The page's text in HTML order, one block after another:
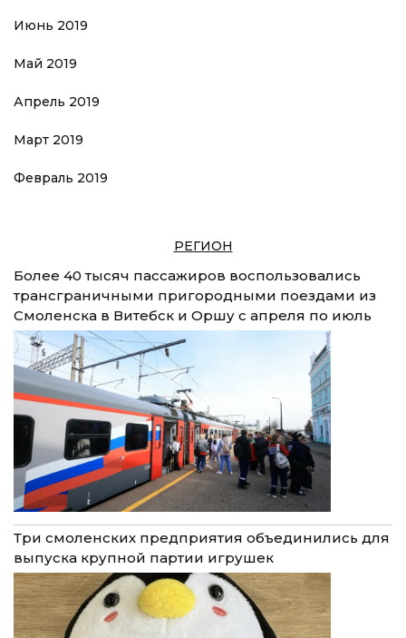
Июнь 2019
Май 2019
Апрель 2019
Март 2019
Февраль 2019
РЕГИОН
Более 40 тысяч пассажиров воспользовались
трансграничными пригородными поездами из
Смоленска в Витебск и Оршу с апреля по июль
Три смоленских предприятия объединились для
выпуска крупной партии игрушек